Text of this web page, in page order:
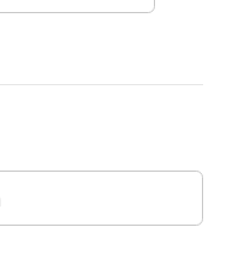
する情報であっ
所、電話番号、
別できない場合で
ことで、結果的に
個人情報に含ま